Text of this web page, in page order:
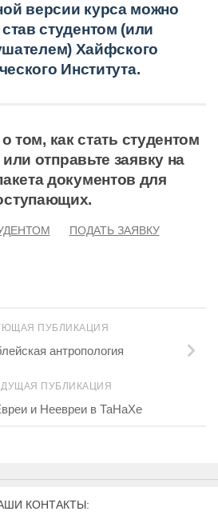
версии курса можно
студентом (или
Хайфского
Института.
том, как стать студентом
отправьте заявку на
документов для
ПОДАТЬ ЗАЯВКУ
ПУБЛИКАЦИЯ
антропология
ПУБЛИКАЦИЯ
и Неевреи в ТаНаХе
КОНТАКТЫ: